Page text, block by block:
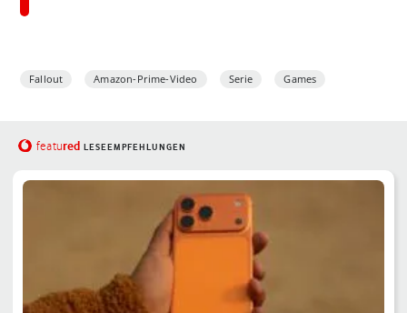
Fallout Amazon-Prime-Video Serie Games
featured LESEEMPFEHLUNGEN